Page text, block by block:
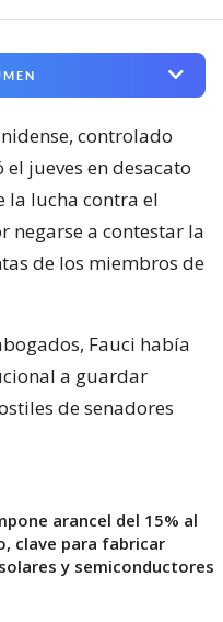
controlado
jueves en desacato
la lucha contra el
negarse a contestar la
de los miembros de
Fauci había
a guardar
de senadores
arancel del 15% al
clave para fabricar
y semiconductores